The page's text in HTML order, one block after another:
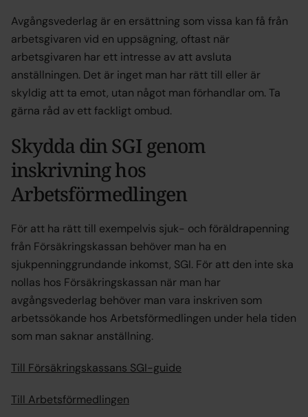
Avgångsvederlag är en ersättning som vissa kan få från
arbetsgivaren vid en uppsägning, oftast när
arbetsgivaren har ett intresse av att avsluta
anställningen. Det är inget man har rätt till eller är
skyldig att ta emot, utan något man förhandlar om. Ta
gärna råd av ett fackligt ombud.
Skydda din SGI genom
inskrivning hos
Arbetsförmedlingen
För att ha rätt till exempelvis sjuk- och föräldrapenning
från Försäkringskassan behöver man ha en
sjukpenninggrundande inkomst, SGI. För att den inte ska
nollas hos Försäkringskassan när man har
avgångsvederlag behöver man vara inskriven som
arbetssökande hos Arbetsförmedlingen under hela tiden
som man saknar anställning.
Till Försäkringskassans SGI-guide
Till Arbetsförmedlingen